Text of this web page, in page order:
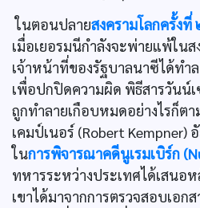
ในตอนปลายสงครามโลกครั้งที่
เมื่อเยอรมนีกำลังจะพ่ายแพ้ใน
เจ้าหน้าที่ของรัฐบาลนาซีได้ทำ
เพื่อปกปิดความผิด พิธีสารวัน
ถูกทำลายเกือบหมดอย่างไรก็ต
เคมป์เนอร์ (Robert Kempner)
ในการพิจารณาคดีนูเรมเบิร์ก
ทหารระหว่างประเทศได้เสนอ
เขาได้มาจากการตรวจสอบเอก